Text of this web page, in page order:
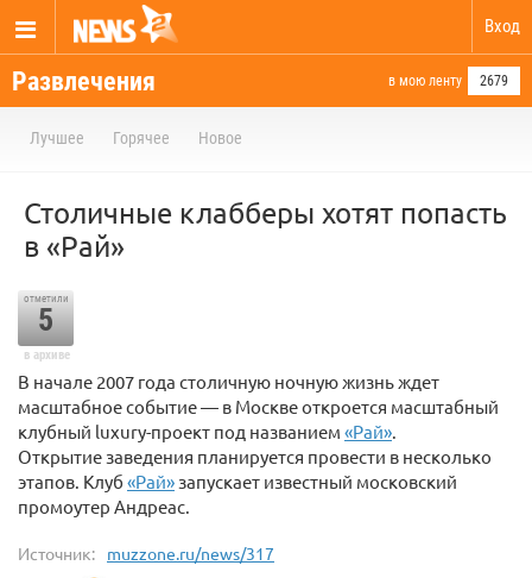
Вход
Развлечения в мою ленту 2679
Лучшее Горячее Новое
Столичные клабберы хотят попасть
в «Рай»
отметили
5
в архиве
В начале 2007 года столичную ночную жизнь ждет
масштабное событие — в Москве откроется масштабный
клубный luxury-проект под названием «Рай».
Открытие заведения планируется провести в несколько
этапов. Клуб «Рай» запускает известный московский
промоутер Андреас.
Источник: muzzone.ru/news/317